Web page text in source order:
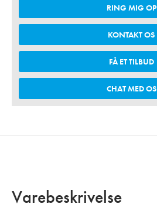
RING MIG OP
KONTAKT OS
FÅ ET TILBUD
CHAT MED OS
Varebeskrivelse